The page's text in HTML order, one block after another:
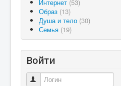
Интернет (53)
Образ (13)
Душа и тело (30)
Семья (19)
Войти
Логин